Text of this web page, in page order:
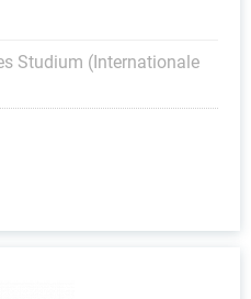
Studium (Internationale